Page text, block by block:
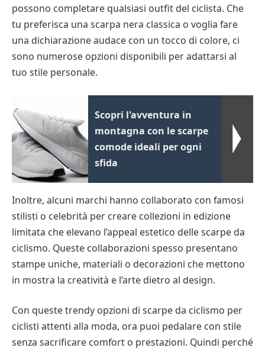
possono completare qualsiasi outfit del ciclista. Che
tu preferisca una scarpa nera classica o voglia fare
una dichiarazione audace con un tocco di colore, ci
sono numerose opzioni disponibili per adattarsi al
tuo stile personale.
Scopri l'avventura in
montagna con le scarpe
comode ideali per ogni
sfida
Inoltre, alcuni marchi hanno collaborato con famosi
stilisti o celebrità per creare collezioni in edizione
limitata che elevano l’appeal estetico delle scarpe da
ciclismo. Queste collaborazioni spesso presentano
stampe uniche, materiali o decorazioni che mettono
in mostra la creatività e l’arte dietro al design.
Con queste trendy opzioni di scarpe da ciclismo per
ciclisti attenti alla moda, ora puoi pedalare con stile
senza sacrificare comfort o prestazioni. Quindi perché